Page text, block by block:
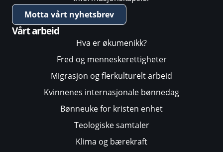
Motta vårt nyhetsbrev
Vårt arbeid
Hva er økumenikk?
Fred og menneskerettigheter
Migrasjon og flerkulturelt arbeid
Kvinnenes internasjonale bønnedag
Bønneuke for kristen enhet
Teologiske samtaler
Klima og bærekraft